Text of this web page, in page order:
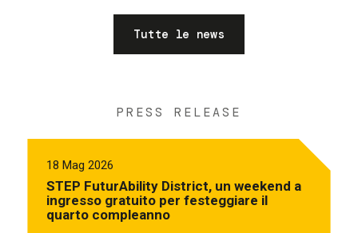
Tutte le news
PRESS RELEASE
18 Mag 2026
STEP FuturAbility District, un weekend a
ingresso gratuito per festeggiare il
quarto compleanno